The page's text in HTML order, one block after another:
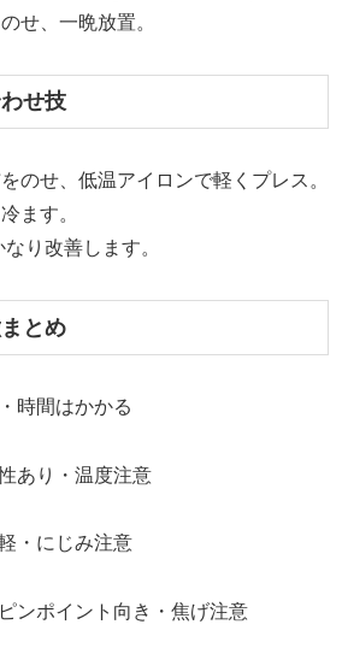
せ、一晩放置。
せ技
のせ、低温アイロンで軽くプレス。
ます。
り改善します。
とめ
時間はかかる
あり・温度注意
軽・にじみ注意
ピンポイント向き・焦げ注意